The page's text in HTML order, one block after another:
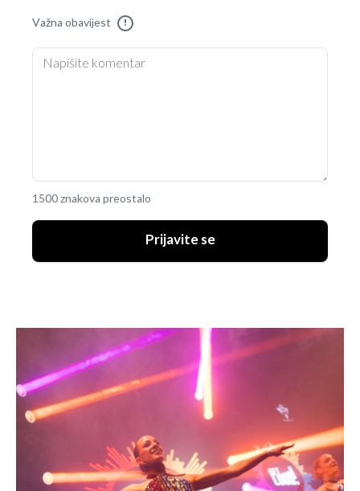
Važna obavijest !
1500 znakova preostalo
Prijavite se